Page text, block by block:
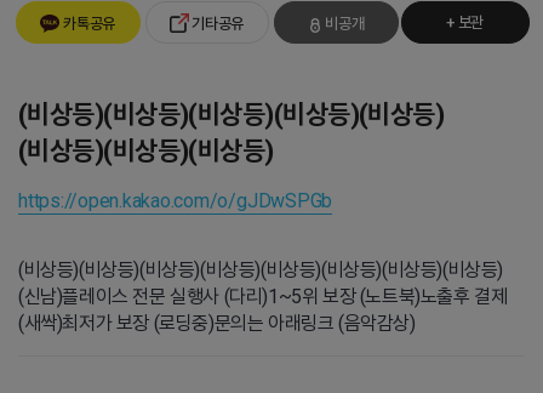
카톡공유 기타공유 비공개 + 보관
(비상등)(비상등)(비상등)(비상등)(비상등)
(비상등)(비상등)(비상등)
https://open.kakao.com/o/gJDwSPGb
(비상등)(비상등)(비상등)(비상등)(비상등)(비상등)(비상등)(비상등)
(신남)플레이스 전문 실행사 (다리)1~5위 보장 (노트북)노출후 결제
(새싹)최저가 보장 (로딩중)문의는 아래링크 (음악감상)